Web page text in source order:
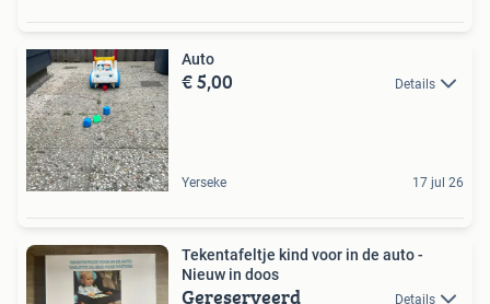
Auto
€ 5,00 Details
Yerseke 17 jul 26
Tekentafeltje kind voor in de auto -
Nieuw in doos
Gereserveerd Details